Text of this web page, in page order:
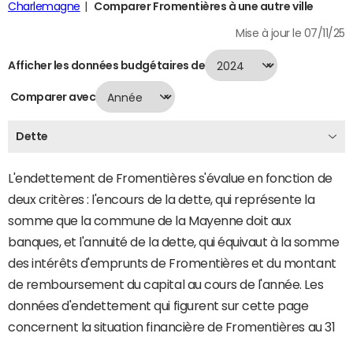
Charlemagne
Comparer Fromentières à une autre ville
Mise à jour le 07/11/25
Afficher les données budgétaires de
Comparer avec
Dette
L'endettement de Fromentières s'évalue en fonction de
deux critères : l'encours de la dette, qui représente la
somme que la commune de la Mayenne doit aux
banques, et l'annuité de la dette, qui équivaut à la somme
des intérêts d'emprunts de Fromentières et du montant
de remboursement du capital au cours de l'année. Les
données d'endettement qui figurent sur cette page
concernent la situation financière de Fromentières au 31